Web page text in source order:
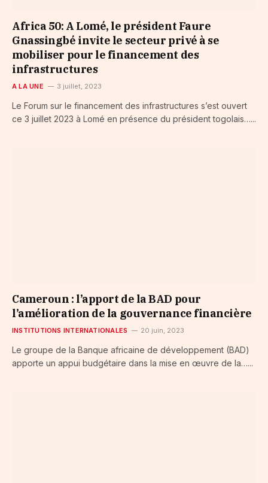
Africa 50: A Lomé, le président Faure
Gnassingbé invite le secteur privé à se
mobiliser pour le financement des
infrastructures
A LA UNE 3 juillet, 2023
Le Forum sur le financement des infrastructures s’est ouvert
ce 3 juillet 2023 à Lomé en présence du président togolais…...
Cameroun : l’apport de la BAD pour
l’amélioration de la gouvernance financière
INSTITUTIONS INTERNATIONALES 20 juin, 2023
Le groupe de la Banque africaine de développement (BAD)
apporte un appui budgétaire dans la mise en œuvre de la…...